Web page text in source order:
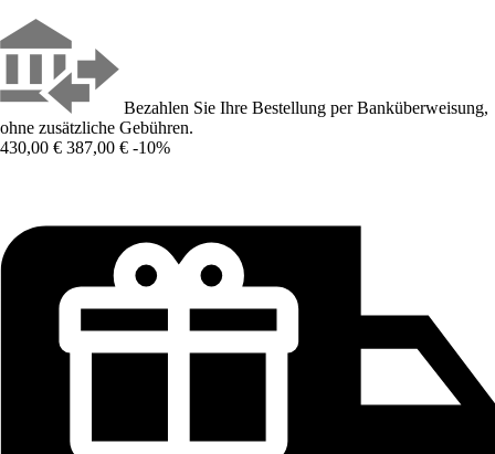
Bezahlen Sie Ihre Bestellung per Banküberweisung,
ohne zusätzliche Gebühren.
430,00 € 387,00 € -10%